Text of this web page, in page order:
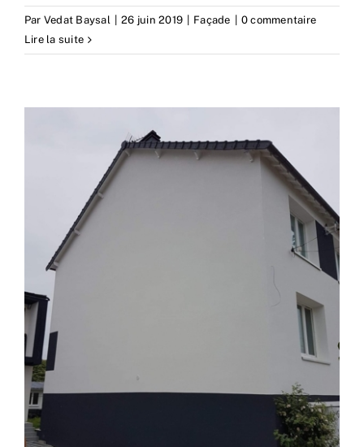
Par Vedat Baysal 26 juin 2019 Façade
0 commentaire
Lire la suite